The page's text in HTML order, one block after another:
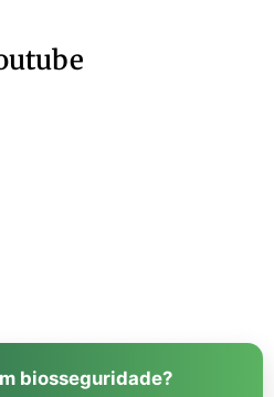
biosseguridade?